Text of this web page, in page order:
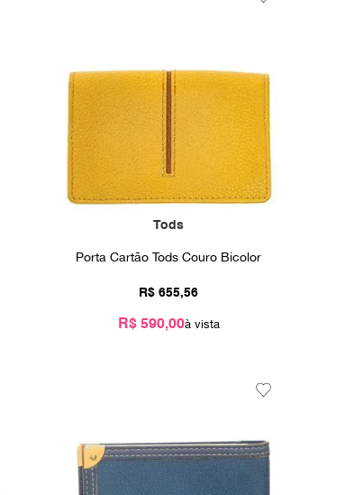
Tods
Porta Cartão Tods Couro Bicolor
R$ 655,56
R$ 590,00